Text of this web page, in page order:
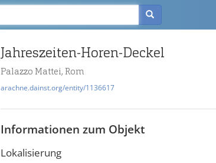
Jahreszeiten-Horen-Deckel
Palazzo Mattei, Rom
arachne.dainst.org/entity/1136617
Informationen zum Objekt
Lokalisierung